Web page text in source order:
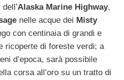
Alaska Marine Highway,
nelle acque dei Misty
con centinaia di grandi e
ricoperte di foreste verdi; a
d’epoca, sarà possibile
corsa all’oro su un tratto di